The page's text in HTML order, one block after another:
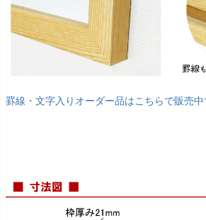
罫線・文字入りオーダー品はこちらで販売中